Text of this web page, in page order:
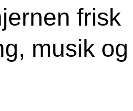
frisk
musik og